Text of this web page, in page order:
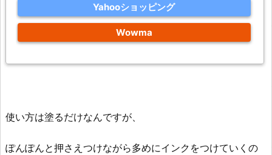
Yahooショッピング
Wowma
使い方は塗るだけなんですが、
ぽんぽんと押さえつけながら多めにインクをつけていくの